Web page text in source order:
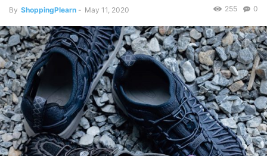
By ShoppingPlearn - May 11, 2020 0
255